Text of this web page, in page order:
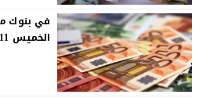
في بنوك
الخميس 11-7-2024